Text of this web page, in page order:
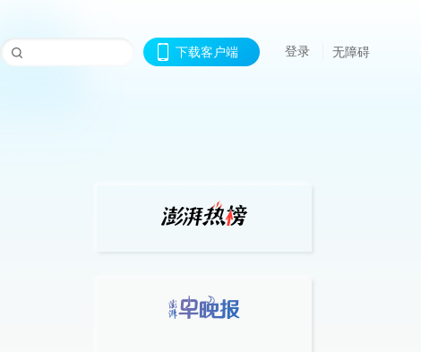
下载客户端 登录 无障碍